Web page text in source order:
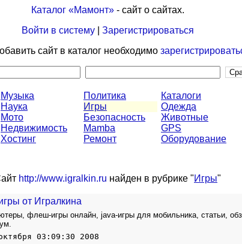
Каталог «Мамонт»- сайт о сайтах.
Войти в систему| Зарегистрироваться
сайт в каталог необходимо
Музыка
Наука
Мото
Недвижимость
Хостинг
Политика
Игры
Безопасность
Mamba
Ремонт
Каталоги
Одежда
Животные
GPS
Оборудование
http://www.igralkin.ru найден в рубрике "Игры"
от Игралкина
флеш-игры онлайн, java-игры для мобильника, статьи,
03:09:30 2008